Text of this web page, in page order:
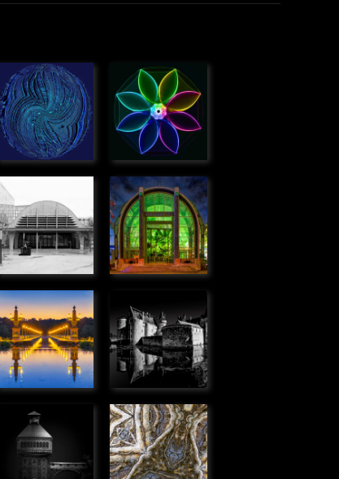
Anamorphose
» Graphique
Rotation de
verre
» Graphique
Halle Boca,
Bordeaux
» Urbain
La serre,
Jardin des
plantes
» Urbain
Pont canal
de Briare
» Urbain
Château de
Sully-sur-
Loire
» Urbain
Tour
élévatrice,
Corbeil
» Urbain
Kaléidoscope
» Graphique